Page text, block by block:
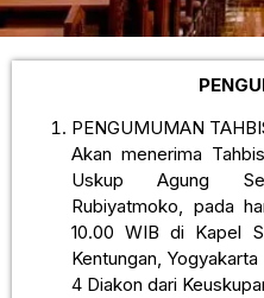
PENGUMUMAN
Akan menerima
Uskup Agung
Rubiyatmoko, pada
10.00 WIB di Kapel
Kentungan, Yogyakarta
4 Diakon dari